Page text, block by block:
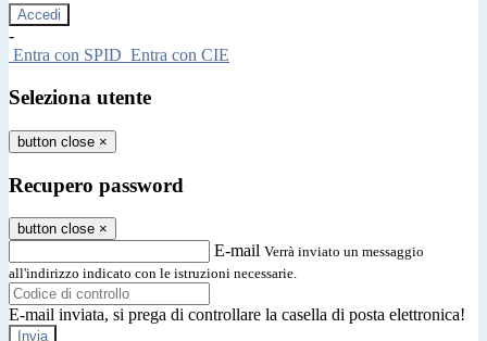
-
Entra con SPID Entra con CIE
Seleziona utente
button close ×
Recupero password
button close ×
E-mail Verrà inviato un messaggio
all'indirizzo indicato con le istruzioni necessarie.
E-mail inviata, si prega di controllare la casella di posta elettronica!